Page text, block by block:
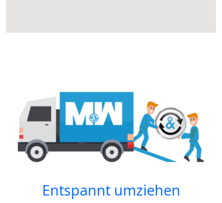
Entspannt umziehen